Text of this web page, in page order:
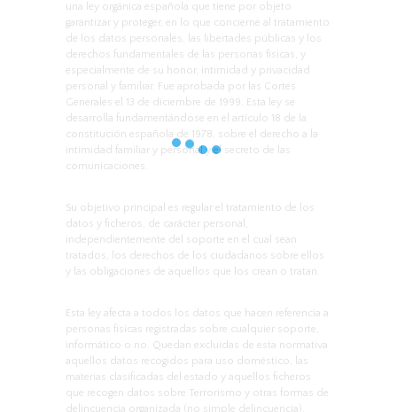
una ley orgánica española que tiene por objeto
garantizar y proteger, en lo que concierne al tratamiento
de los datos personales, las libertades públicas y los
derechos fundamentales de las personas físicas, y
especialmente de su honor, intimidad y privacidad
personal y familiar. Fue aprobada por las Cortes
Generales el 13 de diciembre de 1999. Esta ley se
desarrolla fundamentándose en el artículo 18 de la
constitución española de 1978, sobre el derecho a la
intimidad familiar y personal y el secreto de las
comunicaciones.
Su objetivo principal es regular el tratamiento de los
datos y ficheros, de carácter personal,
independientemente del soporte en el cual sean
tratados, los derechos de los ciudadanos sobre ellos
y las obligaciones de aquellos que los crean o tratan.
Esta ley afecta a todos los datos que hacen referencia a
personas físicas registradas sobre cualquier soporte,
informático o no. Quedan excluidas de esta normativa
aquellos datos recogidos para uso doméstico, las
materias clasificadas del estado y aquellos ficheros
que recogen datos sobre Terrorismo y otras formas de
delincuencia organizada (no simple delincuencia).